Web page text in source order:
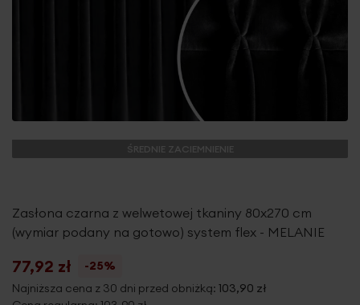
ŚREDNIE ZACIEMNIENIE
Zasłona czarna z welwetowej tkaniny 80x270 cm
(wymiar podany na gotowo) system flex - MELANIE
77,92 zł
-25%
Najniższa cena z 30 dni przed obniżką: 103,90 zł